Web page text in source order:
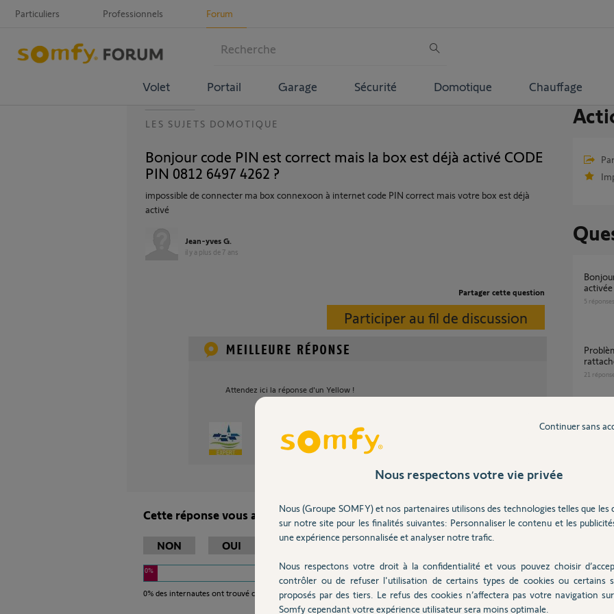
Particuliers Professionnels Forum
Volet Portail Garage Sécurité Domotique Chauffage
LES SUJETS DOMOTIQUE
Bonjour code PIN est correct mais la box est déjà activé CODE
PIN 0812 6497 4262 ?
impossible de connecter ma box connexoon à internet code PIN correct mais votre box est déjà
activé
Jean-yves G.
il y a plus de 7 ans
Partager cette question
Participer au fil de discussion
Attendez ici la réponse d'un Yellow !
Jean-Luc B. il y a plus de 7 ans
Cette réponse vous a-t-elle aidé ?
NON OUI
0%
0% des internautes ont trouvé cette réponse utile
Bonjour, code PIN correct mais box déjà
activée
5 réponses
Problème de connexion box tahoma déjà
21
Ce code PIN est correct mais votre box est
déjà
Ce code PIN est correct mais votre box est
déjà
8réponses
Nous respectons votre vie privée
Nous (Groupe SOMFY) et nos partenaires utilisons des technologies telles que les
sur notre site pour les finalités suivantes: Personnaliser le contenu et les
une expérience personnalisée et analyser notre trafic.
Nous respectons votre droit à la confidentialité et vous pouvez choisir
contrôler ou de refuser l'utilisation de certains types de cookies ou certains
proposés par des tiers. Le refus des cookies n’affectera pas votre navigation
Somfy cependant votre expérience utilisateur sera moins optimale.
Continuer sans